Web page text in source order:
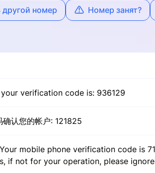
другой номер Номер занят?
your verification code is: 936129
确认您的帐户: 121825
mobile phone verification code is
if not for your operation, please